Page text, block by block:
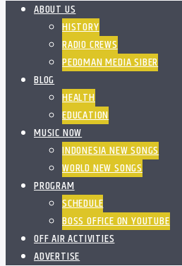
ABOUT US
HISTORY
RADIO CREWS
PEDOMAN MEDIA SIBER
BLOG
HEALTH
EDUCATION
MUSIC NOW
INDONESIA NEW SONGS
WORLD NEW SONGS
PROGRAM
SCHEDULE
BOSS OFFICE ON YOUTUBE
OFF AIR ACTIVITIES
ADVERTISE